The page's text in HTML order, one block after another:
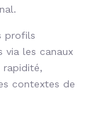
profils
via les canaux
rapidité,
contextes de